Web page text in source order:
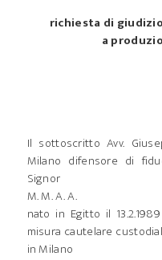
richiesta di
a
Il sottoscritto Avv.
Milano difensore di
Signor
M. M. A. A.
nato in Egitto il
misura cautelare
in Milano